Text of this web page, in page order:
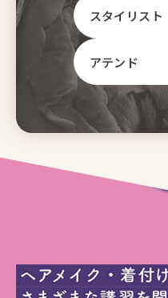
スタイリスト
アテンド